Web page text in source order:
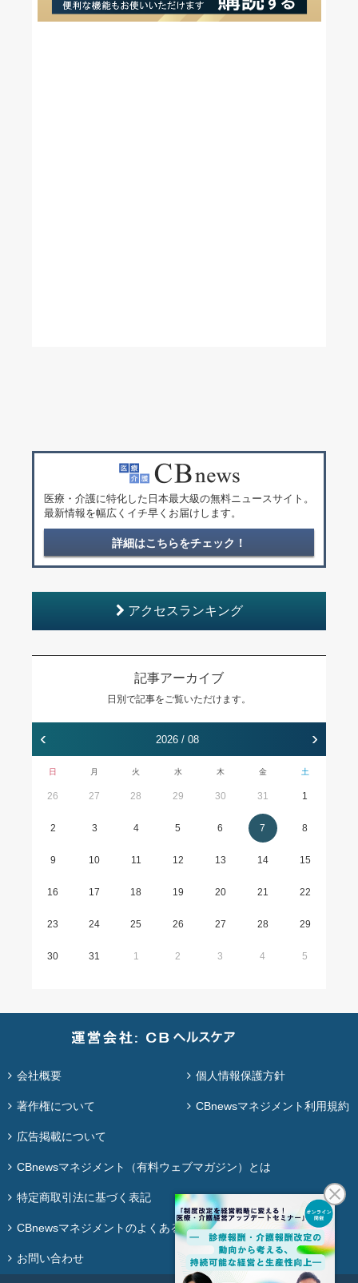
医療・介護に特化した日本最大級の無料ニュースサイト。
最新情報を幅広くイチ早くお届けします。
詳細はこちらをチェック！
アクセスランキング
記事アーカイブ
日別で記事をご覧いただけます。
‹ 2026 / 08 ›
日 月 火 水 木 金 土
26 27 28 29 30 31 1
2 3 4 5 6 7 8
9 10 11 12 13 14 15
16 17 18 19 20 21 22
23 24 25 26 27 28 29
30 31 1 2 3 4 5
会社概要 個人情報保護方針
著作権について CBnewsマネジメント利用規約
広告掲載について
CBnewsマネジメント（有料ウェブマガジン）とは
特定商取引法に基づく表記
CBnewsマネジメントのよくある質問
お問い合わせ